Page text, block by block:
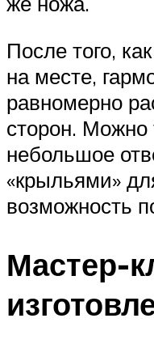
После того,
на месте,
равномерно
сторон. Можно
небольшое
«крыльями»
возможность
Мастер-